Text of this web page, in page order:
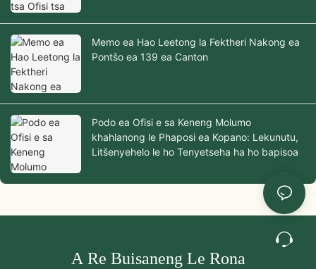
Memo ea Hao Leetong la Fektheri Nakong ea
Pontšo ea 139 ea Canton
Podo ea Ofisi e sa Keneng Molumo
khahlanong le Phaposi ea Kopano: Lekunutu,
Litšenyehelo le ho Tenyetseha ha ho bapisoa
A Re Buisaneng Le Rona